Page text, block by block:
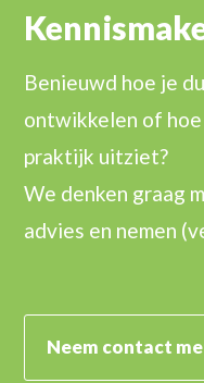
Benieuwd hoe je
ontwikkelen of
praktijk uitziet?
We denken graag
advies en nemen
Neem contact